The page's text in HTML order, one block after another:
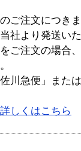
ご注文につき
社より発送い
ご注文の場合
川急便」また
しくはこちら